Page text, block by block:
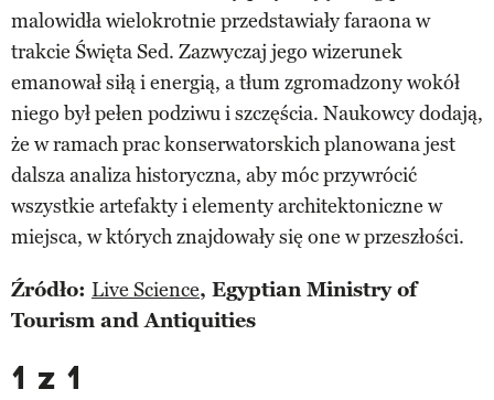
malowidła wielokrotnie przedstawiały faraona w
trakcie Święta Sed. Zazwyczaj jego wizerunek
emanował siłą i energią, a tłum zgromadzony wokół
niego był pełen podziwu i szczęścia. Naukowcy dodają,
że w ramach prac konserwatorskich planowana jest
dalsza analiza historyczna, aby móc przywrócić
wszystkie artefakty i elementy architektoniczne w
miejsca, w których znajdowały się one w przeszłości.
Źródło: Live Science, Egyptian Ministry of
Tourism and Antiquities
1 z 1